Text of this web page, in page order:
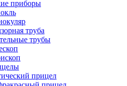
приборы
труба
трубы
прицел